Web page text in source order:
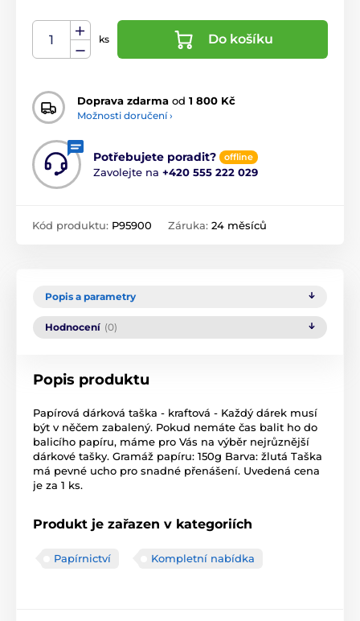
ks Do košíku
Doprava zdarma od 1 800 Kč
Možnosti doručení ›
Potřebujete poradit? offline
Zavolejte na +420 555 222 029
Kód produktu: P95900 Záruka: 24 měsíců
Popis a parametry
Hodnocení (0)
Popis produktu
Papírová dárková taška - kraftová - Každý dárek musí
být v něčem zabalený. Pokud nemáte čas balit ho do
balicího papíru, máme pro Vás na výběr nejrůznější
dárkové tašky. Gramáž papíru: 150g Barva: žlutá Taška
má pevné ucho pro snadné přenášení. Uvedená cena
je za 1 ks.
Produkt je zařazen v kategoriích
Papírnictví Kompletní nabídka